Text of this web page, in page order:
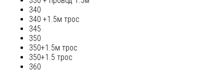
340
340 +1.5м трос
345
350
350+1.5м трос
350+1.5 трос
360